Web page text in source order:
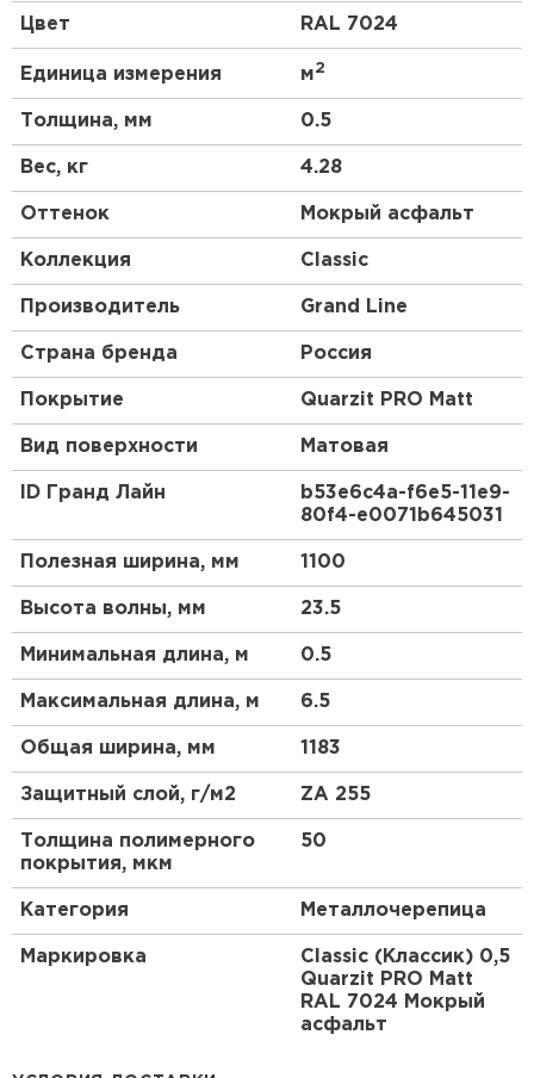
Красивый и гармоничный внешний вид, классика
линий позволяют металлочерепице Classic
органично сочетаться как с природным
ландшафтом, так и с любым архитектурным
Для обустройства кровли компания Grand Line
предлагает приобрести металлочерепицу Classic.
Ассортимент продукции имеет сертификаты,
подтверждающие ее качество и безопасность
использования.
Цвет RAL 7024
Единица измерения м2
Толщина, мм 0.5
Вес, кг 4.28
Оттенок Мокрый асфальт
Коллекция Classic
Производитель Grand Line
Страна бренда Россия
Покрытие Quarzit PRO Matt
Вид поверхности Матовая
ID Гранд Лайн
b53e6c4a-f6e5-11e9-
80f4-e0071b645031
Полезная ширина, мм 1100
Высота волны, мм 23.5
Минимальная длина, м 0.5
Максимальная длина, м 6.5
Общая ширина, мм 1183
Защитный слой, г/м2 ZA 255
Толщина полимерного
покрытия, мкм
50
Категория Металлочерепица
Маркировка
Classic (Классик) 0,5
Quarzit PRO Matt
RAL 7024 Мокрый
асфальт
Рулонная кровля
ПЕРЕЙТИ